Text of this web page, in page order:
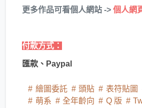
更多作品可看個人網站 -> 個人網
付款方式：
匯款、Paypal
繪圖委託 頭貼 表符貼圖
萌系
全年齡向 Q 版